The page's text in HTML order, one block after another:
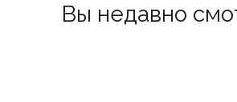
Вы недавно